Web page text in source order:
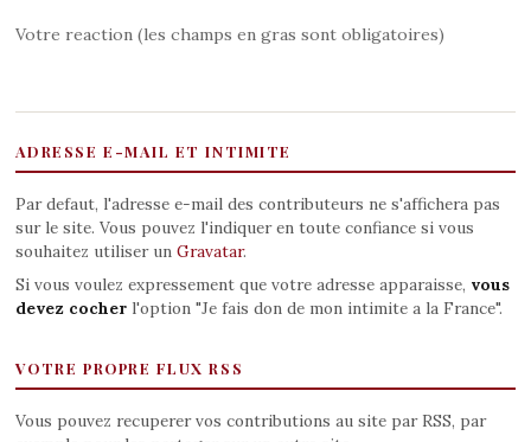
Votre reaction (les champs en gras sont obligatoires)
ADRESSE E-MAIL ET INTIMITE
Par defaut, l'adresse e-mail des contributeurs ne s'affichera pas
sur le site. Vous pouvez l'indiquer en toute confiance si vous
souhaitez utiliser un Gravatar.
Si vous voulez expressement que votre adresse apparaisse, vous
devez cocherl'option "Je fais don de mon intimite a la France".
VOTRE PROPRE FLUX RSS
Vous pouvez recuperer vos contributions au site par RSS, par